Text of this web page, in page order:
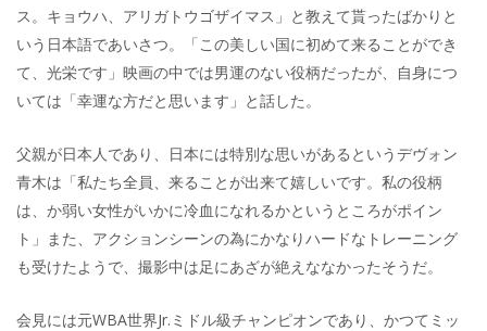
ス。キョウハ、アリガトウゴザイマス」と教えて貰ったばかりと
いう日本語であいさつ。「この美しい国に初めて来ることができ
て、光栄です」映画の中では男運のない役柄だったが、自身につ
いては「幸運な方だと思います」と話した。
父親が日本人であり、日本には特別な思いがあるというデヴォン
青木は「私たち全員、来ることが出来て嬉しいです。私の役柄
は、か弱い女性がいかに冷血になれるかというところがポイン
ト」また、アクションシーンの為にかなりハードなトレーニング
も受けたようで、撮影中は足にあざが絶えななかったそうだ。
会見には元WBA世界Jr.ミドル級チャンピオンであり、かつてミッ